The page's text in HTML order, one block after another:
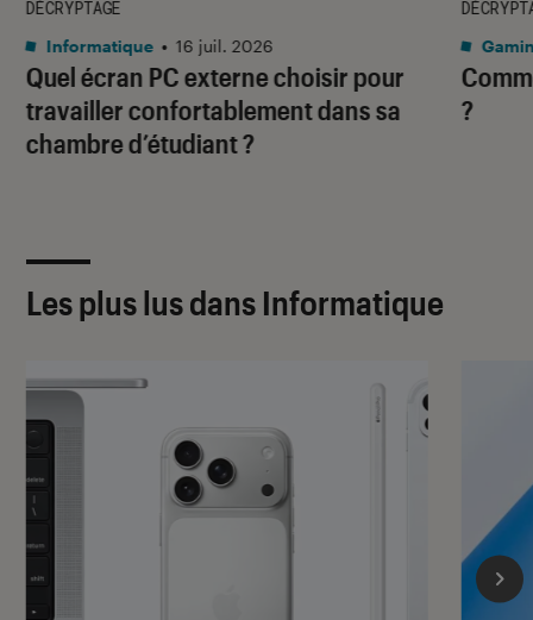
Quel écran PC externe choisir pour
travailler confortablement dans sa
chambre d’étudiant ?
DÉCRYPTAGE
Informatique • 16 juil. 2026
?
Les plus lus dans Informatique